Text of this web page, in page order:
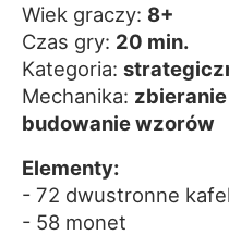
Wiek graczy: 8+
Czas gry: 20 min.
Kategoria:
Mechanika:
budowanie wzorów
Elementy:
- 72 dwustronne
- 58 monet